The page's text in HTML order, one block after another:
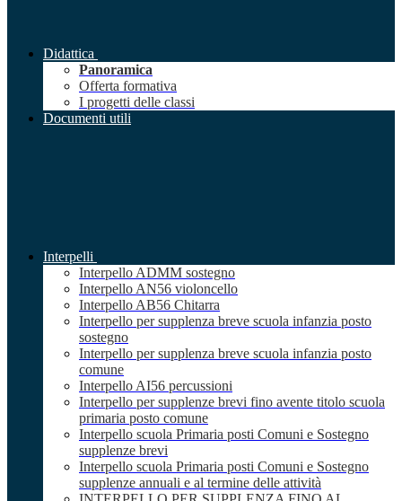
Didattica
Panoramica
Offerta formativa
I progetti delle classi
Documenti utili
Interpelli
Interpello ADMM sostegno
Interpello AN56 violoncello
Interpello AB56 Chitarra
Interpello per supplenza breve scuola infanzia posto
sostegno
Interpello per supplenza breve scuola infanzia posto
comune
Interpello AI56 percussioni
Interpello per supplenze brevi fino avente titolo scuola
primaria posto comune
Interpello scuola Primaria posti Comuni e Sostegno
supplenze brevi
Interpello scuola Primaria posti Comuni e Sostegno
supplenze annuali e al termine delle attività